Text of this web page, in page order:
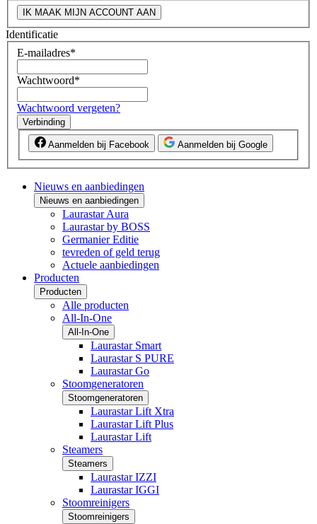
IK MAAK MIJN ACCOUNT AAN
Identificatie
E-mailadres*
Wachtwoord*
Wachtwoord vergeten?
Verbinding
Aanmelden bij Facebook Aanmelden bij Google
Nieuws en aanbiedingen
Nieuws en aanbiedingen
Laurastar Aura
Laurastar by BOSS
Germanier Editie
tevreden of geld terug
Actuele aanbiedingen
Producten
Producten
Alle producten
All-In-One
All-In-One
Laurastar Smart
Laurastar S PURE
Laurastar Go
Stoomgeneratoren
Stoomgeneratoren
Laurastar Lift Xtra
Laurastar Lift Plus
Laurastar Lift
Steamers
Steamers
Laurastar IZZI
Laurastar IGGI
Stoomreinigers
Stoomreinigers